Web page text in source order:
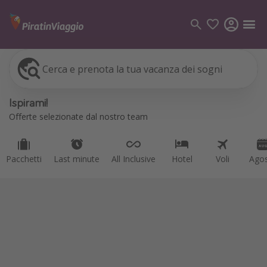
Cerca e prenota la tua vacanza dei sogni
Ispirami!
Offerte selezionate dal nostro team
Pacchetti Last minute All Inclusive Hotel Voli
Pacchetti
Voli
Vacanze